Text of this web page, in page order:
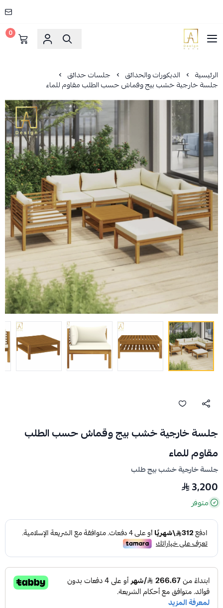
AD HOME
0
الرئيسية الديكورات والحدائق جلسات حدائق
جلسة خارجية خشب بيج وقماش حسب الطلب مقاوم للماء
جلسة خارجية خشب بيج وقماش حسب الطلب
مقاوم للماء
جلسة خارجية خشب بيج طلب
3,200
متوفر